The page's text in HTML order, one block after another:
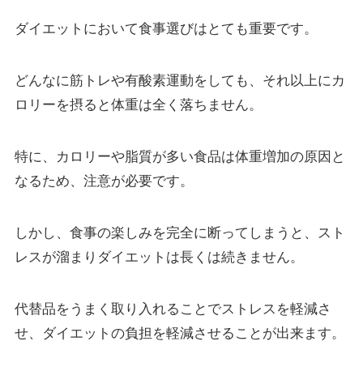
ダイエットにおいて食事選びはとても重要です。
どんなに筋トレや有酸素運動をしても、それ以上にカ
ロリーを摂ると体重は全く落ちません。
特に、カロリーや脂質が多い食品は体重増加の原因と
なるため、注意が必要です。
しかし、食事の楽しみを完全に断ってしまうと、スト
レスが溜まりダイエットは長くは続きません。
代替品をうまく取り入れることでストレスを軽減さ
せ、ダイエットの負担を軽減させることが出来ます。